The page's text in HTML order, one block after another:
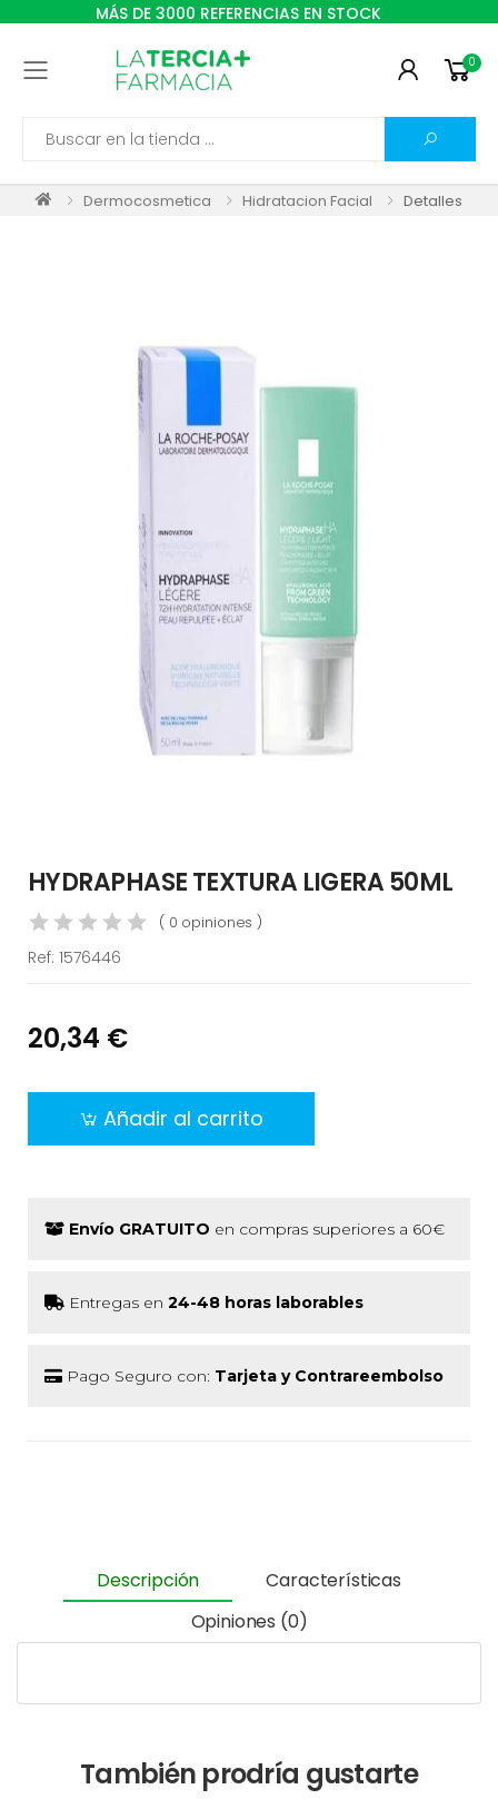
MÁS DE 3000 REFERENCIAS EN STOCK
Toggle mobile menu 0
Search
Dermocosmetica Hidratacion Facial Detalles
HYDRAPHASE TEXTURA LIGERA 50ML
( 0 opiniones )
Ref: 1576446
20,34 €
Añadir al carrito
Envío GRATUITO en compras superiores a 60€
Entregas en 24-48 horas laborables
Pago Seguro con: Tarjeta y Contrareembolso
Descripción
Características
Opiniones (0)
También prodría gustarte